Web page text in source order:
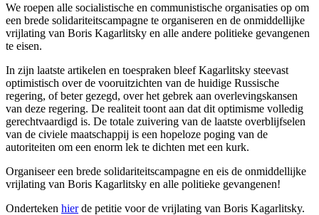
We roepen alle socialistische en communistische organisaties op om
een brede solidariteitscampagne te organiseren en de onmiddellijke
vrijlating van Boris Kagarlitsky en alle andere politieke gevangenen
te eisen.
In zijn laatste artikelen en toespraken bleef Kagarlitsky steevast
optimistisch over de vooruitzichten van de huidige Russische
regering, of beter gezegd, over het gebrek aan overlevingskansen
van deze regering. De realiteit toont aan dat dit optimisme volledig
gerechtvaardigd is. De totale zuivering van de laatste overblijfselen
van de civiele maatschappij is een hopeloze poging van de
autoriteiten om een enorm lek te dichten met een kurk.
Organiseer een brede solidariteitscampagne en eis de onmiddellijke
vrijlating van Boris Kagarlitsky en alle politieke gevangenen!
Onderteken hierde petitie voor de vrijlating van Boris Kagarlitsky.